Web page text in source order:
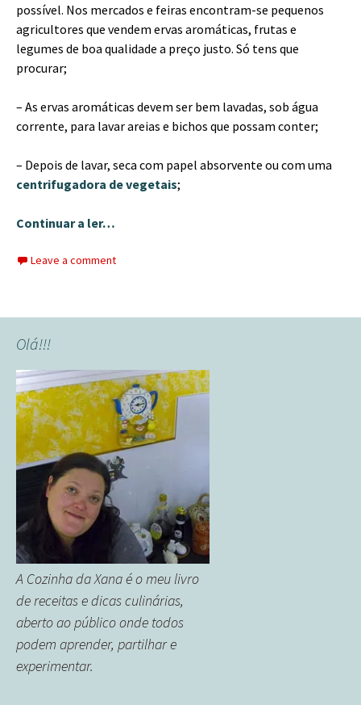
possível. Nos mercados e feiras encontram-se pequenos
agricultores que vendem ervas aromáticas, frutas e
legumes de boa qualidade a preço justo. Só tens que
procurar;
– As ervas aromáticas devem ser bem lavadas, sob água
corrente, para lavar areias e bichos que possam conter;
– Depois de lavar, seca com papel absorvente ou com uma
centrifugadora de vegetais;
Continuar a ler…
Leave a comment
Olá!!!
A Cozinha da Xana é o meu livro
de receitas e dicas culinárias,
aberto ao público onde todos
podem aprender, partilhar e
experimentar.